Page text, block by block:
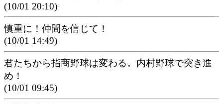
(10/01 20:10)
慎重に！仲間を信じて！
(10/01 14:49)
君たちから指商野球は変わる。内村野球で突き進
め！
(10/01 09:45)